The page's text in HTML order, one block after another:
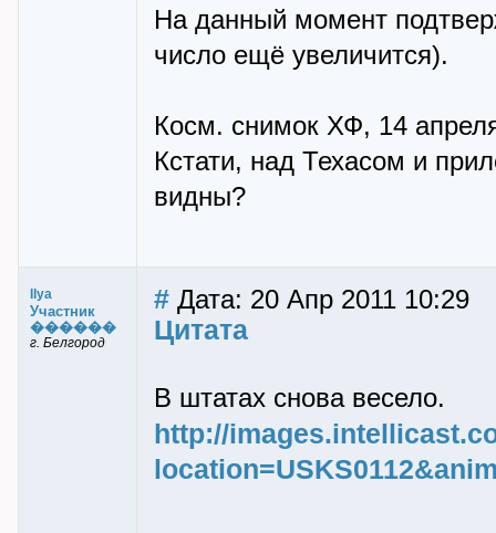
На данный момент
число ещё увеличится).
Косм. снимок ХФ, 14
Кстати, над Техасом и
видны?
Ilya
Участник
������
г. Белгород
# Дата: 20 Апр 2011 10:29
Цитата
В штатах снова весело.
http://